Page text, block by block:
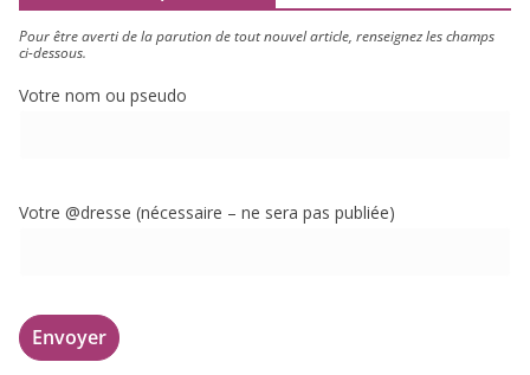
Pour être aver­ti de la paru­tion de tout nou­vel article, ren­sei­gnez les champs
ci-dessous.
Votre nom ou pseudo
Votre @dresse (néces­saire – ne sera pas publiée)